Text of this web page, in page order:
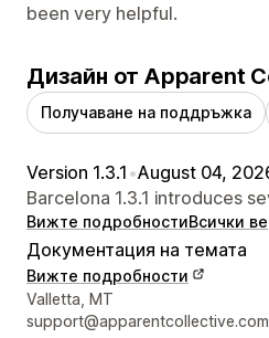
been very helpful.
Дизайн от Apparent
Получаване на поддръжка
Version 1.3.1 •August 04,
Barcelona 1.3.1 introduces
Вижте подробностиВсички
Документация на темата
Вижте подробности
Данни за връзка с дизайнера
Valletta, MT
support@apparentcollective.com